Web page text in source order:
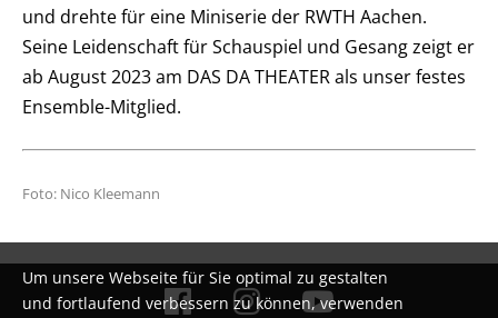
und drehte für eine Miniserie der RWTH Aachen.
Seine Leidenschaft für Schauspiel und Gesang zeigt er
ab August 2023 am DAS DA THEATER als unser festes
Ensemble-Mitglied.
Foto: Nico Kleemann
Um unsere Webseite für Sie optimal zu gestalten
und fortlaufend verbessern zu können, verwenden